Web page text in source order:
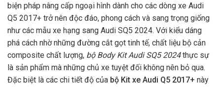
biện pháp nâng cấp ngoại hình dành cho các dòng xe Audi
Q5 2017+ trở nên độc đáo, phong cách và sang trọng giống
như các mẫu xe hạng sang Audi SQ5 2024. Với kiểu dáng
phá cách nhờ những đường cắt gọt tinh tế, chất liệu bộ cản
composite chất lượng, bộ Body Kit Audi SQ5 2024thực sự
là sản phẩm mà những chủ xe tuyệt đối không nên bỏ qua.
Đặc biệt là các chi tiết độ của bộ Kit xe Audi Q5 2017+ này